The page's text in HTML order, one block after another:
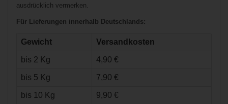
€223,90*
Legacy QF
ausdrücklich vermerken.
Für Lieferungen innerhalb Deutschlands:
Gewicht Versandkosten
bis 2 Kg 4,90 €
bis 5 Kg 7,90 €
bis 10 Kg 9,90 €